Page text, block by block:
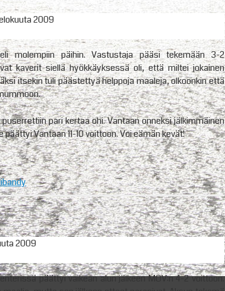
2009
molempiin päihin. Vastustaja pääsi tekemään 3-2
kaverit siellä hyökkäyksessä oli, että miltei jokainen
itsekin tuli päästettyä helppoja maaleja, olkoonkin että
pari kertaa ohi. Vantaan onneksi jälkimmäinen
Vantaan 11-10 voittoon. Voi eämän kevät!
2009
päättyi vaikean alun jälkeen MOV:n 4-2 voittoon.